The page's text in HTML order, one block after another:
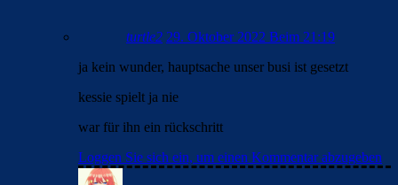
turtle2 29. Oktober 2022 Beim 21:19
ja kein wunder, hauptsache unser busi ist gesetzt
kessie spielt ja nie
war für ihn ein rückschritt
Loggen Sie sich ein, um einen Kommentar abzugeben